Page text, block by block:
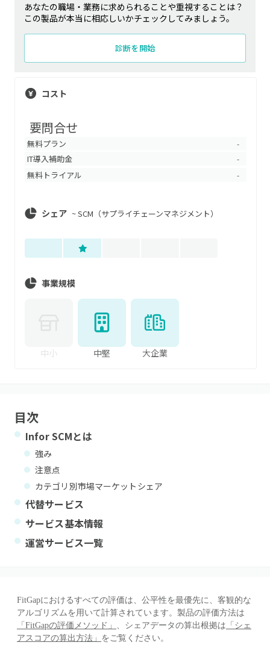
あなたの職場・業務に求められることや重視することは？
この製品が本当に相応しいかチェックしてみましょう。
診断を開始
コスト
要問合せ
無料プラン -
IT導入補助金 -
無料トライアル -
シェア ~SCM（サプライチェーンマネジメント）
事業規模
中小 中堅 大企業
目次
Infor SCMとは
強み
注意点
カテゴリ別市場マーケットシェア
代替サービス
サービス基本情報
運営サービス一覧
FitGapにおけるすべての評価は、公平性を最優先に、客観的な
アルゴリズムを用いて計算されています。製品の評価方法は
「FitGapの評価メソッド」 、シェアデータの算出根拠は 「シェ
アスコアの算出方法」 をご覧ください。